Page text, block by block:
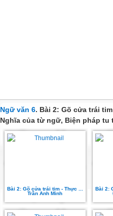
Ngữ văn 6. Bài 2: Gõ cửa trái
Nghĩa của từ ngữ, Biện pháp tu
Bài 2: Gõ cửa trái tim - Thực ...
Trần Anh Minh
Bài 2: